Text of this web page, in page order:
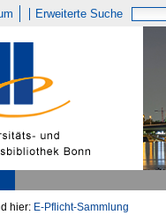
Erweiterte Suche
hier: E-Pflicht-Sammlung